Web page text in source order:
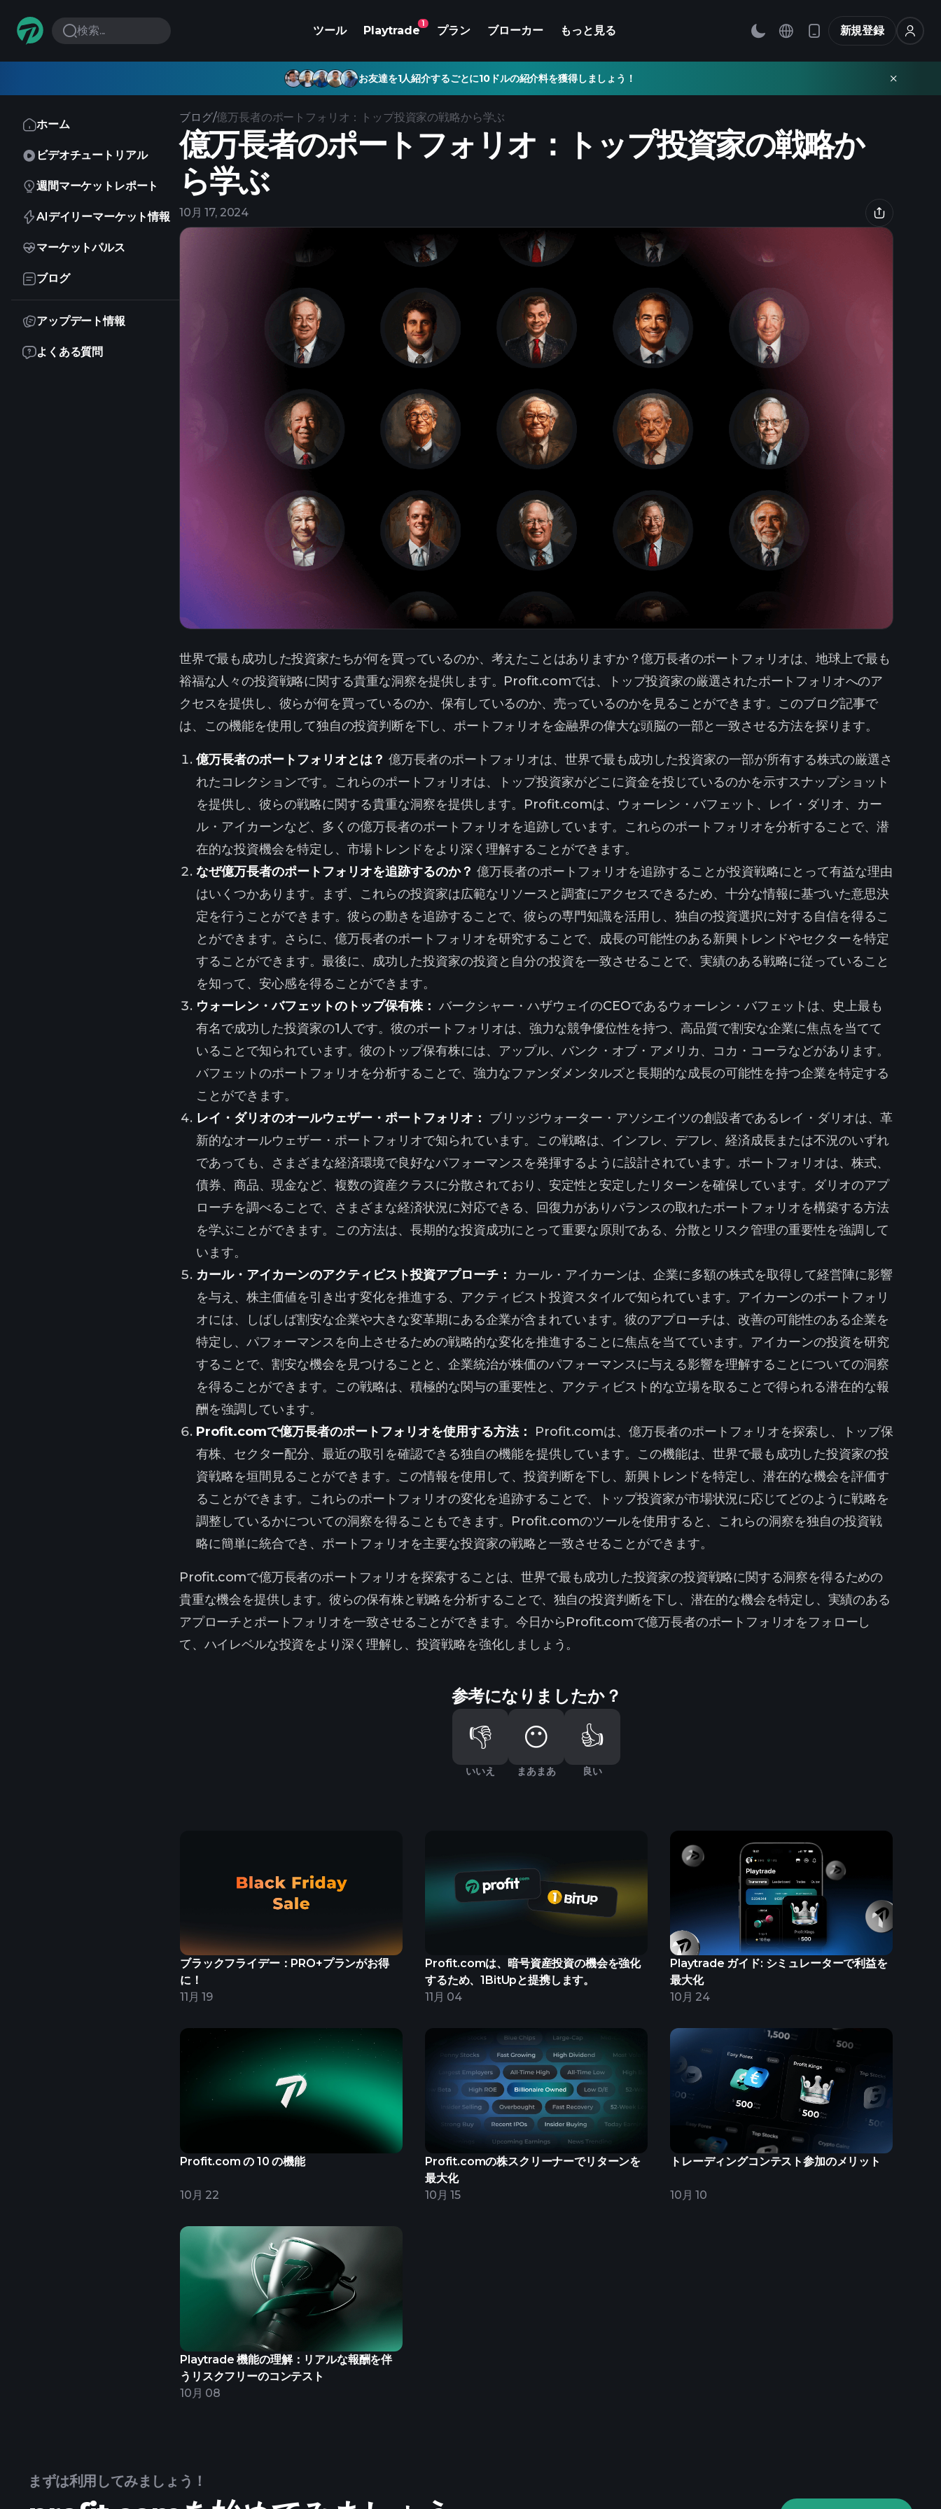
検索... ツール Playtrade
1
プラン ブローカー もっと見る 新規登録
お友達を1人紹介するごとに10ドルの紹介料を獲得しましょう！
ホーム
ビデオチュートリアル
週間マーケットレポート
AIデイリーマーケット情報
マーケットパルス
ブログ
アップデート情報
よくある質問
ブログ/億万長者のポートフォリオ：トップ投資家の戦略から学ぶ
億万長者のポートフォリオ：トップ投資家の戦略か
ら学ぶ
10月 17, 2024
世界で最も成功した投資家たちが何を買っているのか、考えたことはありますか？億万長者のポートフォリオは、地球上で最も
裕福な人々の投資戦略に関する貴重な洞察を提供します。Profit.comでは、トップ投資家の厳選されたポートフォリオへのア
クセスを提供し、彼らが何を買っているのか、保有しているのか、売っているのかを見ることができます。このブログ記事で
は、この機能を使用して独自の投資判断を下し、ポートフォリオを金融界の偉大な頭脳の一部と一致させる方法を探ります。
億万長者のポートフォリオとは？ 億万長者のポートフォリオは、世界で最も成功した投資家の一部が所有する株式の厳選さ
れたコレクションです。これらのポートフォリオは、トップ投資家がどこに資金を投じているのかを示すスナップショット
を提供し、彼らの戦略に関する貴重な洞察を提供します。Profit.comは、ウォーレン・バフェット、レイ・ダリオ、カー
ル・アイカーンなど、多くの億万長者のポートフォリオを追跡しています。これらのポートフォリオを分析することで、潜
在的な投資機会を特定し、市場トレンドをより深く理解することができます。
なぜ億万長者のポートフォリオを追跡するのか？ 億万長者のポートフォリオを追跡することが投資戦略にとって有益な理由
はいくつかあります。まず、これらの投資家は広範なリソースと調査にアクセスできるため、十分な情報に基づいた意思決
定を行うことができます。彼らの動きを追跡することで、彼らの専門知識を活用し、独自の投資選択に対する自信を得るこ
とができます。さらに、億万長者のポートフォリオを研究することで、成長の可能性のある新興トレンドやセクターを特定
することができます。最後に、成功した投資家の投資と自分の投資を一致させることで、実績のある戦略に従っていること
を知って、安心感を得ることができます。
ウォーレン・バフェットのトップ保有株： バークシャー・ハザウェイのCEOであるウォーレン・バフェットは、史上最も
有名で成功した投資家の1人です。彼のポートフォリオは、強力な競争優位性を持つ、高品質で割安な企業に焦点を当てて
いることで知られています。彼のトップ保有株には、アップル、バンク・オブ・アメリカ、コカ・コーラなどがあります。
バフェットのポートフォリオを分析することで、強力なファンダメンタルズと長期的な成長の可能性を持つ企業を特定する
ことができます。
レイ・ダリオのオールウェザー・ポートフォリオ： ブリッジウォーター・アソシエイツの創設者であるレイ・ダリオは、革
新的なオールウェザー・ポートフォリオで知られています。この戦略は、インフレ、デフレ、経済成長または不況のいずれ
であっても、さまざまな経済環境で良好なパフォーマンスを発揮するように設計されています。ポートフォリオは、株式、
債券、商品、現金など、複数の資産クラスに分散されており、安定性と安定したリターンを確保しています。ダリオのアプ
ローチを調べることで、さまざまな経済状況に対応できる、回復力がありバランスの取れたポートフォリオを構築する方法
を学ぶことができます。この方法は、長期的な投資成功にとって重要な原則である、分散とリスク管理の重要性を強調して
います。
カール・アイカーンのアクティビスト投資アプローチ：
カール・アイカーンは、企業に多額の株式を取得して経営陣に影響
を与え、株主価値を引き出す変化を推進する、アクティビスト投資スタイルで知られています。アイカーンのポートフォリ
オには、しばしば割安な企業や大きな変革期にある企業が含まれています。彼のアプローチは、改善の可能性のある企業を
特定し、パフォーマンスを向上させるための戦略的な変化を推進することに焦点を当てています。アイカーンの投資を研究
することで、割安な機会を見つけることと、企業統治が株価のパフォーマンスに与える影響を理解することについての洞察
を得ることができます。この戦略は、積極的な関与の重要性と、アクティビスト的な立場を取ることで得られる潜在的な報
酬を強調しています。
Profit.comで億万長者のポートフォリオを使用する方法：
Profit.comは、億万長者のポートフォリオを探索し、トップ保
有株、セクター配分、最近の取引を確認できる独自の機能を提供しています。この機能は、世界で最も成功した投資家の投
資戦略を垣間見ることができます。この情報を使用して、投資判断を下し、新興トレンドを特定し、潜在的な機会を評価す
ることができます。これらのポートフォリオの変化を追跡することで、トップ投資家が市場状況に応じてどのように戦略を
調整しているかについての洞察を得ることもできます。Profit.comのツールを使用すると、これらの洞察を独自の投資戦
略に簡単に統合でき、ポートフォリオを主要な投資家の戦略と一致させることができます。
Profit.comで億万長者のポートフォリオを探索することは、世界で最も成功した投資家の投資戦略に関する洞察を得るための
貴重な機会を提供します。彼らの保有株と戦略を分析することで、独自の投資判断を下し、潜在的な機会を特定し、実績のある
アプローチとポートフォリオを一致させることができます。今日からProfit.comで億万長者のポートフォリオをフォローし
て、ハイレベルな投資をより深く理解し、投資戦略を強化しましょう。
参考になりましたか？
👎
いいえ
😶
まあまあ
👍
良い
ブラックフライデー：PRO+プランがお得
に！
11月 19
Profit.comは、暗号資産投資の機会を強化
するため、1BitUpと提携します。
11月 04
Playtrade ガイド: シミュレーターで利益を
最大化
10月 24
Profit.com の 10 の機能
10月 22
Profit.comの株スクリーナーでリターンを
最大化
10月 15
トレーディングコンテスト参加のメリット
10月 10
Playtrade 機能の理解：リアルな報酬を伴
うリスクフリーのコンテスト
10月 08
まずは利用してみましょう！